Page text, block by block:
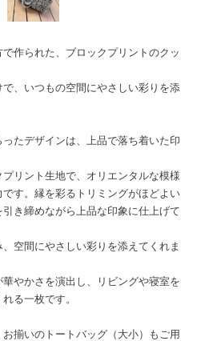
作られた、ブロックプリントのクッ
、いつもの空間にやさしい彩りを添
たデザインは、上品で落ち着いた印
リント生地で、オリエンタルな模様
す。縁を彩るトリミングがほどよい
き締めながら上品な印象に仕上げて
空間にやさしい彩りを添えてくれま
やかさを演出し、リビングや寝室を
る一枚です。
揃いのトートバッグ（大小）もご用